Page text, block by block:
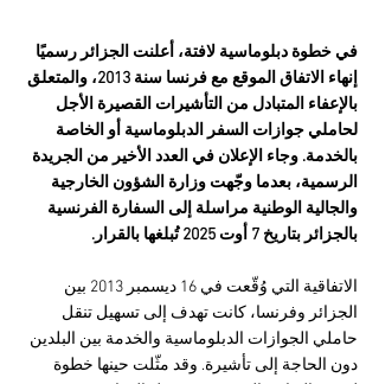
في خطوة دبلوماسية لافتة، أعلنت الجزائر رسميًا
إنهاء الاتفاق الموقع مع فرنسا سنة 2013، والمتعلق
بالإعفاء المتبادل من التأشيرات القصيرة الأجل
لحاملي جوازات السفر الدبلوماسية أو الخاصة
بالخدمة. وجاء الإعلان في العدد الأخير من الجريدة
الرسمية، بعدما وجّهت وزارة الشؤون الخارجية
والجالية الوطنية مراسلة إلى السفارة الفرنسية
بالجزائر بتاريخ 7 أوت 2025 تُبلغها بالقرار.
الاتفاقية التي وُقّعت في 16 ديسمبر 2013 بين
الجزائر وفرنسا، كانت تهدف إلى تسهيل تنقل
حاملي الجوازات الدبلوماسية والخدمة بين البلدين
دون الحاجة إلى تأشيرة. وقد مثّلت حينها خطوة